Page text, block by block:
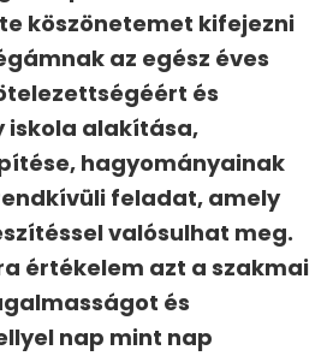
köszönetemet kifejezni
az egész éves
és
iskola alakítása,
hagyományainak
feladat, amely
valósulhat meg.
értékelem azt a szakmai
és
nap mint nap